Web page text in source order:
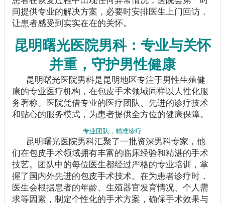
间提供专业的解决方案，必要时安排医生上门回访，
让患者感受到实实在在的关怀。
昆明曙光医院男科：专业与关怀
并重，守护男性健康
昆明曙光医院男科是昆明地区专注于男性生殖健
康的专业医疗机构，在包皮手术领域同样以人性化服
务著称。医院凭借专业的医疗团队、先进的诊疗技术
和贴心的服务模式，为患者提供全方位的健康保障。
专业团队，精准诊疗
昆明曙光医院男科汇聚了一批资深男科专家，他
们在包皮手术领域拥有丰富的临床经验和精湛的手术
技艺。团队中的每位医生都经过严格的专业培训，掌
握了国内外先进的包皮手术技术。在为患者诊疗时，
医生会根据患者的年龄、生殖器官发育情况、个人需
求等因素，制定个性化的手术方案，确保手术效果与